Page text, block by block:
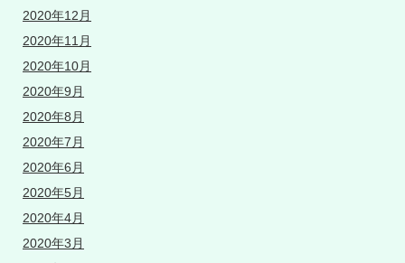
2020年12月
2020年11月
2020年10月
2020年9月
2020年8月
2020年7月
2020年6月
2020年5月
2020年4月
2020年3月